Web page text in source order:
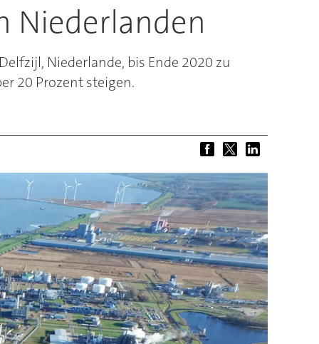
Niederlanden
Niederlande, bis Ende 2020 zu
20 Prozent steigen.